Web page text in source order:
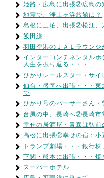
姫路・広島に出張②広島の
地震で、浄土ヶ浜旅館は？
島根に三泊、出張②松江、
飯田線
羽田空港のＪＡＬラウンジ
インターコンチネンタル
人生を振り返る・・・
ひかりレールスター・サイ
仙台・盛岡へ出張・・・
で
ひかり号のパーサーさん・
台風の中、長崎へ②長崎市
幸せの居酒屋・青森は弘前
高松に出張②幸せの宿：小
トランプ劇場・・・銀行
下関・熊本に出張・・・焼
スーパーホテル